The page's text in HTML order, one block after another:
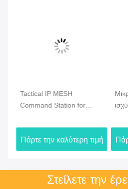
Tactical IP MESH
Command Station for
Communication
Πάρτε την καλύτερη τιμή
Στείλετε την